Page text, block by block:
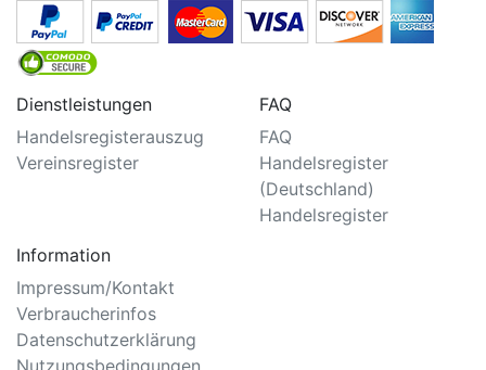
Dienstleistungen
Handelsregisterauszug
Vereinsregister
FAQ
FAQ
Handelsregister
(Deutschland)
Handelsregister
Information
Impressum/Kontakt
Verbraucherinfos
Datenschutzerklärung
Nutzungsbedingungen